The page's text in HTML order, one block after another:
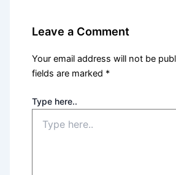
Leave a Comment
Your email address will not be
fields are marked *
Type here..